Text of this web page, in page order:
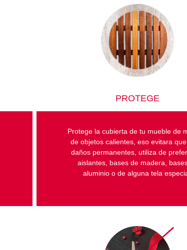
PROTEGE
Protege la cubierta de tu mueble de
de objetos calientes, eso evitara
daños permanentes, utiliza de
aislantes, bases de madera,
aluminio o de alguna tela